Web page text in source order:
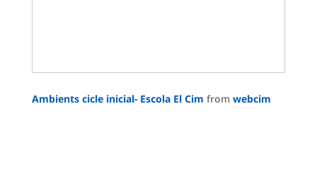
Ambients cicle inicial- Escola El Cim from webcim